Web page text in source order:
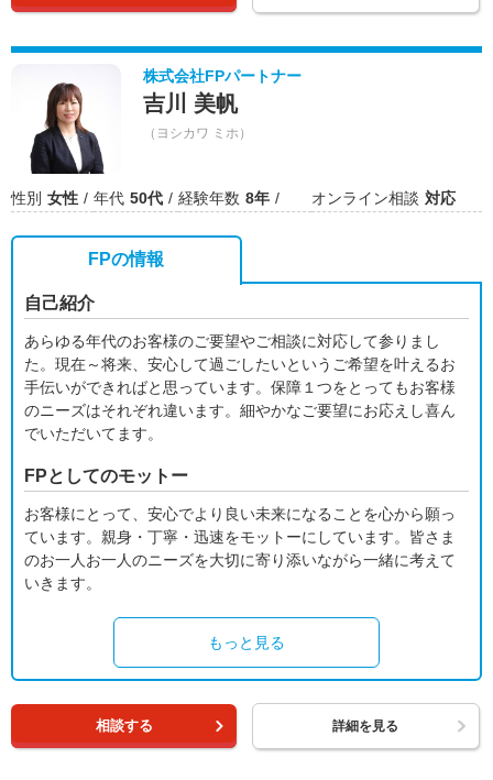
株式会社FPパートナー
吉川 美帆
（ヨシカワ ミホ）
性別 女性 年代 50代 経験年数 8年 オンライン相談 対応
FPの情報
自己紹介
あらゆる年代のお客様のご要望やご相談に対応して参りまし
た。現在～将来、安心して過ごしたいというご希望を叶えるお
手伝いができればと思っています。保障１つをとってもお客様
のニーズはそれぞれ違います。細やかなご要望にお応えし喜ん
でいただいてます。
FPとしてのモットー
お客様にとって、安心でより良い未来になることを心から願っ
ています。親身・丁寧・迅速をモットーにしています。皆さま
のお一人お一人のニーズを大切に寄り添いながら一緒に考えて
いきます。
もっと見る
相談する 詳細を見る